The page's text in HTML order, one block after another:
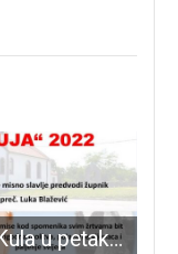
Široka Kula u petak slavi Dan pobjede i domovinske zahvalnosti